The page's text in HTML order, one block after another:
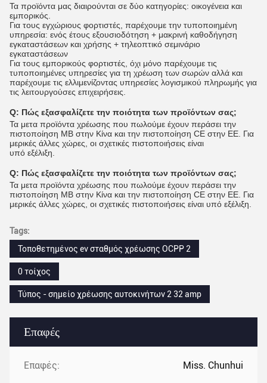
Επαφές
Επαφές: Miss. Chunhui
Τα προϊόντα μας διαιρούνται σε δύο κατηγορίες: οικογένεια και
εμπορικός.
Για τους εγχώριους φορτιστές, παρέχουμε την τυποποιημένη
υπηρεσία: ενός έτους εξουσιοδότηση + μακρινή καθοδήγηση
εγκαταστάσεων και χρήσης + τηλεοπτικό σεμινάριο
εγκαταστάσεων
Για τους εμπορικούς φορτιστές, όχι μόνο παρέχουμε τις
τυποποιημένες υπηρεσίες για τη χρέωση των σωρών αλλά και
παρέχουμε τις ελλιμενίζοντας υπηρεσίες λογισμικού πληρωμής για
τις λειτουργούσες επιχειρήσεις.
Q: Πώς εξασφαλίζετε την ποιότητα των προϊόντων σας;
Τα μετα προϊόντα χρέωσης που πωλούμε έχουν περάσει την
πιστοποίηση ΜΒ στην Κίνα και την πιστοποίηση CE στην ΕΕ. Για
μερικές άλλες χώρες, οι σχετικές πιστοποιήσεις είναι
υπό εξέλιξη.
Q: Πώς εξασφαλίζετε την ποιότητα των προϊόντων σας;
Τα μετα προϊόντα χρέωσης που πωλούμε έχουν περάσει την
πιστοποίηση ΜΒ στην Κίνα και την πιστοποίηση CE στην ΕΕ. Για
μερικές άλλες χώρες, οι σχετικές πιστοποιήσεις είναι υπό εξέλιξη.
Tags:
Τοποθετημένος ev σταθμός χρέωσης OCPP 2
0 τοίχος
Τύπος - σημείο χρέωσης αυτοκινήτων 2 32 amp